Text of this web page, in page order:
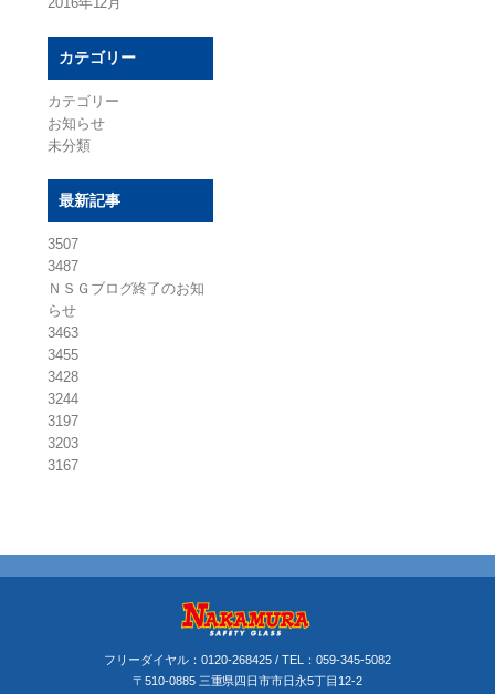
カテゴリー
カテゴリー
お知らせ
未分類
最新記事
3507
3487
ＮＳＧブログ終了のお知
らせ
3463
3455
3428
3244
3197
3203
3167
フリーダイヤル：0120-268425 / TEL： 059-345-5082
〒510-0885 三重県四日市市日永5丁目12-2